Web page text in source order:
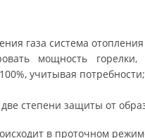
газа система
мощность
учитывая потребности;
степени защиты от
в проточном